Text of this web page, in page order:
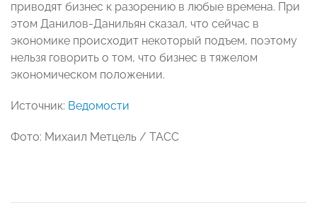
приводят бизнес к разорению в любые времена. При
этом Данилов-Данильян сказал, что сейчас в
экономике происходит некоторый подъем, поэтому
нельзя говорить о том, что бизнес в тяжелом
экономическом положении.
Источник: Ведомости
Фото: Михаил Метцель / ТАСС